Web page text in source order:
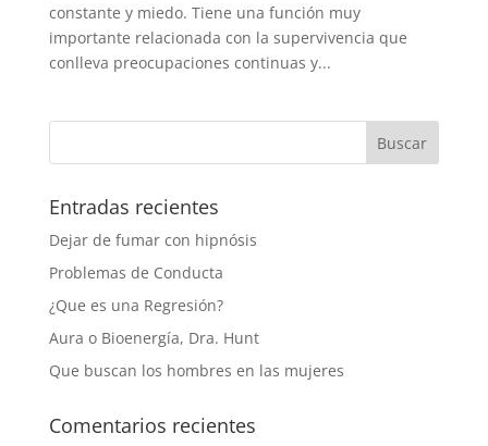
constante y miedo. Tiene una función muy
importante relacionada con la supervivencia que
conlleva preocupaciones continuas y...
Entradas recientes
Dejar de fumar con hipnósis
Problemas de Conducta
¿Que es una Regresión?
Aura o Bioenergía, Dra. Hunt
Que buscan los hombres en las mujeres
Comentarios recientes